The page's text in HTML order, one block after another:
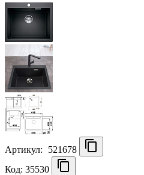
Артикул:
521678
Код: 35530